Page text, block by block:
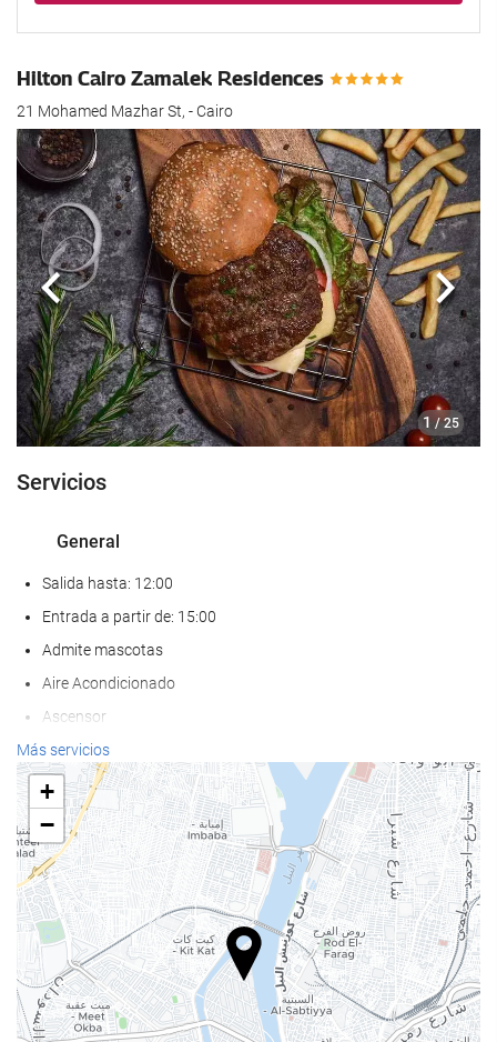
Hilton Cairo Zamalek Residences
21 Mohamed Mazhar St, - Cairo
1 / 25
Anterior
Servicios
General
Salida hasta: 12:00
Entrada a partir de: 15:00
Admite mascotas
Aire Acondicionado
Ascensor
AAdaptado para personas con movilidad reducida
Habitaciones No fumadores
Zona de fumadores
Bienestar
Pool bar
Camastros
Sombrillas
Spa
Más servicios
+
−